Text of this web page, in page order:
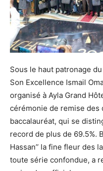
Sous le haut patronage
Son Excellence Ismail
organisé à Ayla Grand
cérémonie de remise des
baccalauréat, qui se
record de plus de 69.5%.
Hassan’’ la fine fleur des
toute série confondue, a